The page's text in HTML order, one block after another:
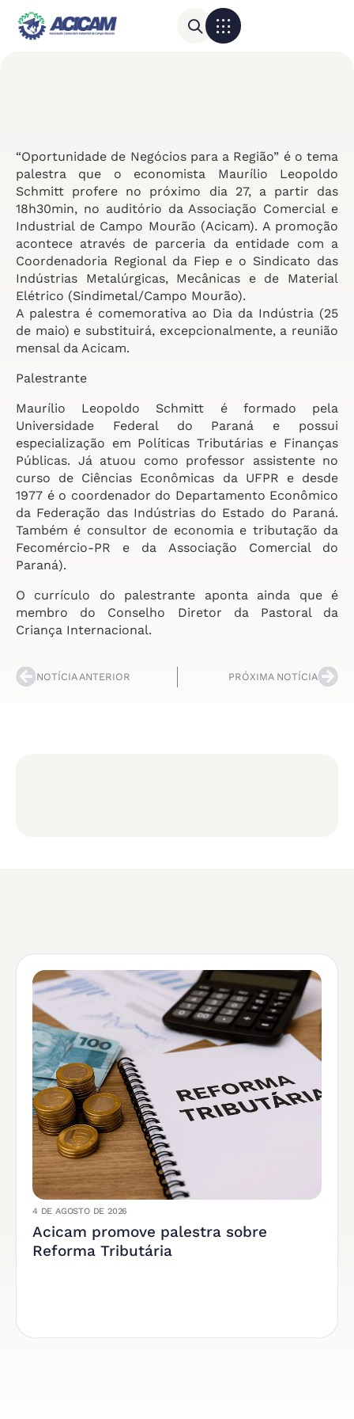
“Oportunidade de Negócios para a Região” é o tema
palestra que o economista Maurílio Leopoldo
Schmitt profere no próximo dia 27, a partir das
18h30min, no auditório da Associação Comercial e
Industrial de Campo Mourão (Acicam). A promoção
acontece através de parceria da entidade com a
Coordenadoria Regional da Fiep e o Sindicato das
Indústrias Metalúrgicas, Mecânicas e de Material
Elétrico (Sindimetal/Campo Mourão).
A palestra é comemorativa ao Dia da Indústria (25
de maio) e substituirá, excepcionalmente, a reunião
mensal da Acicam.
Palestrante
Maurílio Leopoldo Schmitt é formado pela
Universidade Federal do Paraná e possui
especialização em Políticas Tributárias e Finanças
Públicas. Já atuou como professor assistente no
curso de Ciências Econômicas da UFPR e desde
1977 é o coordenador do Departamento Econômico
da Federação das Indústrias do Estado do Paraná.
Também é consultor de economia e tributação da
Fecomércio-PR e da Associação Comercial do
Paraná).
O currículo do palestrante aponta ainda que é
membro do Conselho Diretor da Pastoral da
Criança Internacional.
NOTÍCIA ANTERIOR PRÓXIMA NOTÍCIA
4 DE AGOSTO DE 2026
Acicam promove palestra sobre
Reforma Tributária